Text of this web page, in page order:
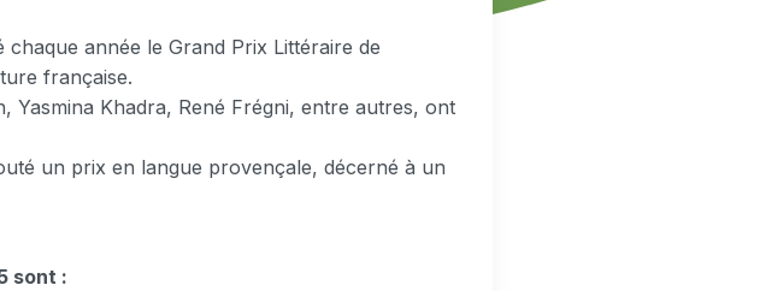
chaque année le Grand Prix Littéraire de
française.
Yasmina Khadra, René Frégni, entre autres, ont
un prix en langue provençale, décerné à un
sont :